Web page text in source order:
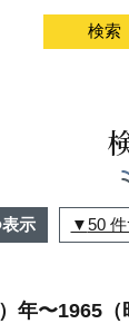
示 50
年〜1965（